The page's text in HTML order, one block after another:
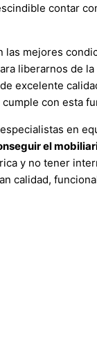
contar
las mejores
liberarnos de
de excelente
con esta
especialistas en
el
y no tener
calidad,